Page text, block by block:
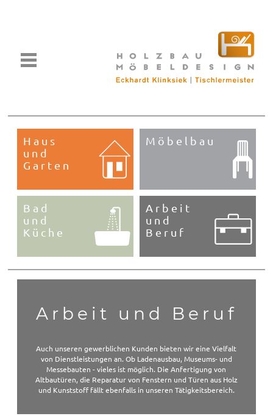
Toggle
navigation
Haus
und
Garten
Möbelbau
Bad
und
Küche
Arbeit
und
Beruf
Arbeit und Beruf
Auch unseren gewerblichen Kunden bieten wir eine Vielfalt
von Dienstleistungen an. Ob Ladenausbau, Museums- und
Messebauten - vieles ist möglich. Die Anfertigung von
Altbautüren, die Reparatur von Fenstern und Türen aus Holz
und Kunststoff fällt ebenfalls in unseren Tätigkeitsbereich.